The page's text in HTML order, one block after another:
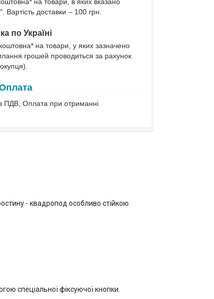
Вартість доставки – 100 грн.
по Україні
на товари, у яких зазначено
грошей проводиться за рахунок
з ПДВ, Оплата при отриманні
- квадропод особливо стійкою.
спеціальної фіксуючої кнопки.